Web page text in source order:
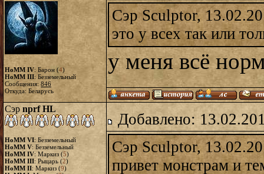
HoMM IV: Барон (4)
HoMM III: Безземельный
Сообщения: 846
Откуда: Беларусь
Сэр Sculptor,
это у всех так или
у меня всё
Сэр nprf HL
HoMM VI: Безземельный
HoMM V: Безземельный
HoMM IV: Маркиз (5)
HoMM III: Рыцарь (2)
HoMM II: Маркиз (9)
Добавлено:
Сэр Sculptor,
привет монстрам и